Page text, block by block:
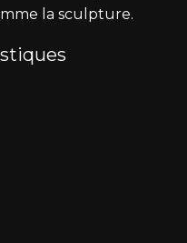
la sculpture.